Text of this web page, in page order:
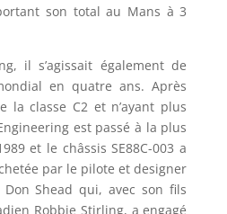
son total au Mans à 3
il s’agissait également de
en quatre ans. Après
la classe C2 et n’ayant plus
est passé à la plus
et le châssis SE88C-003 a
par le pilote et designer
Shead qui, avec son fils
Robbie Stirling, a engagé